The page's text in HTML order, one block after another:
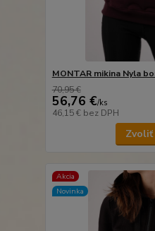
MONTAR mikina Nyla
70,95 €
56,76 €/ks
46,15 € bez DPH
Akcia
Novinka